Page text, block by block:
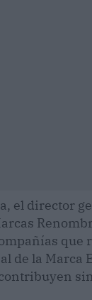
el director
que
de la Marca